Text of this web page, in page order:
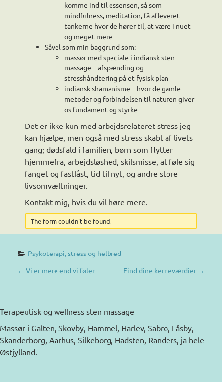
komme ind til essensen, så som
mindfulness, meditation, få afleveret
tankerne hvor de hører til, at være i nuet
og meget mere
Såvel som min baggrund som:
massør med speciale i indiansk sten
massage – afspænding og
stresshåndtering på et fysisk plan
indiansk shamanisme – hvor de gamle
metoder og forbindelsen til naturen giver
os fundament og styrke
Det er ikke kun med arbejdsrelateret stress jeg
kan hjælpe, men også med stress skabt af livets
gang; dødsfald i familien, børn som flytter
hjemmefra, arbejdsløshed, skilsmisse, at føle sig
fanget og fastlåst, tid til nyt, og andre store
livsomvæltninger.
Kontakt mig, hvis du vil høre mere.
The form couldn't be found.
Psykoterapi, stress og helbred
P
S
T
N
← Vi er mere end vi føler Find dine kerneværdier →
Terapeutisk og wellness sten massage
Massør i Galten, Skovby, Hammel, Harlev, Sabro, Låsby,
Skanderborg, Aarhus, Silkeborg, Hadsten, Randers, ja hele
Østjylland.